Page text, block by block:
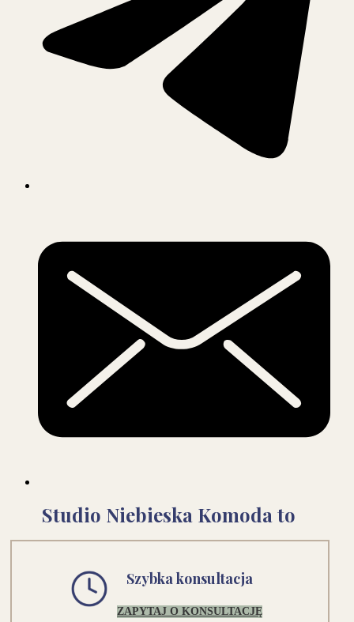
Studio Niebieska Komoda to
Szybka konsultacja
ZAPYTAJ O KONSULTACJĘ